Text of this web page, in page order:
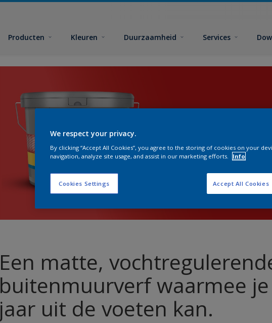
Producten Kleuren Duurzaamheid Services
Een matte,
buitenmuurverf waarmee
jaar uit de voeten kan.
We respect your privacy.
By clicking “Accept All Cookies”, you agree to the storing of cookies on your
navigation, analyze site usage, and assist in our marketing efforts.
Info
Cookies Settings Accept All Cookies